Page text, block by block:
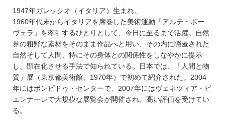
1947年ガレッシオ（イタリア）生まれ。
1960年代末からイタリアを席巻した美術運動「アルテ・ポー
ヴェラ」を牽引するひとりとして、今日に至るまで活躍。自然
界の粗野な素材をそのまま作品へと用い、その内に隠匿された
自然そして人間、特にその身体との関係性をしなやかに提示
し、顕在化させる手法で知られている。日本では、「人間と物
質」展（東京都美術館、1970年）で初めて紹介された。2004
年にはポンピドゥ・センターで、2007年にはヴェネツィア・ビ
エンナーレで大規模な展覧会が開催され、高い評価を受けてい
る。